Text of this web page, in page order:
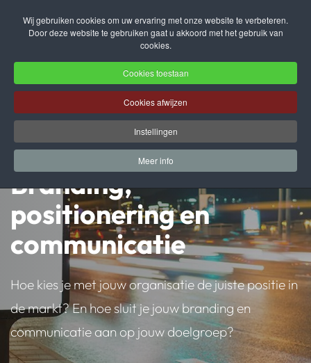
Wij gebruiken cookies om uw ervaring met onze website te verbeteren.
Door deze website te gebruiken gaat u akkoord met het gebruik van
cookies.
Cookies toestaan
Cookies afwijzen
Instellingen
Meer info
Terug naar hoofdinhoud
Branding,
positionering en
communicatie
Hoe kies je met jouw organisatie de juiste positie in
de markt? En hoe sluit je jouw branding en
communicatie aan op jouw doelgroep?